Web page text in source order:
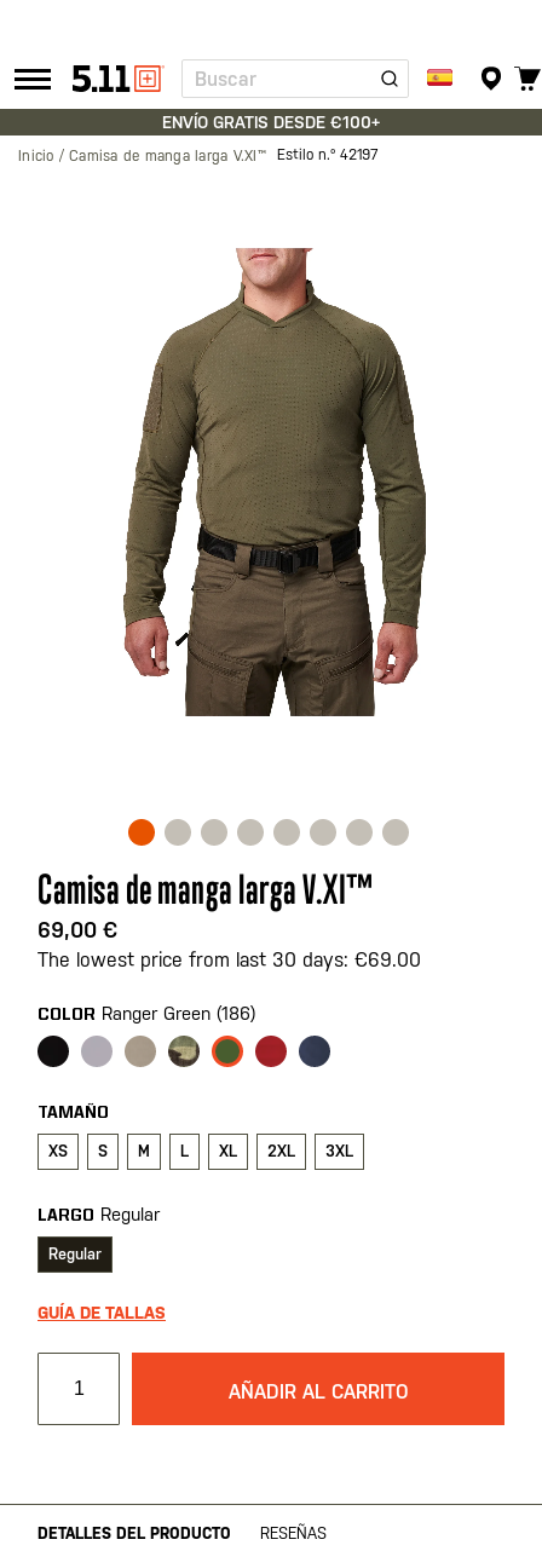
Tactical
Gear
Buscar
ENVÍO GRATIS DESDE €100+
Inicio Camisa de manga larga V.XI™ Estilo n.º 42197
Saltar
al
comienzo
de
galería
de
imágenes
Camisa de manga larga V.XI™
69,00 €
The lowest price from last 30 days: €69.00
COLOR Ranger Green (186)
TAMAÑO
XS S M L XL 2XL 3XL
LARGO Regular
Regular
GUÍA DE TALLAS
AÑADIR AL CARRITO
DETALLES DEL PRODUCTO RESEÑAS